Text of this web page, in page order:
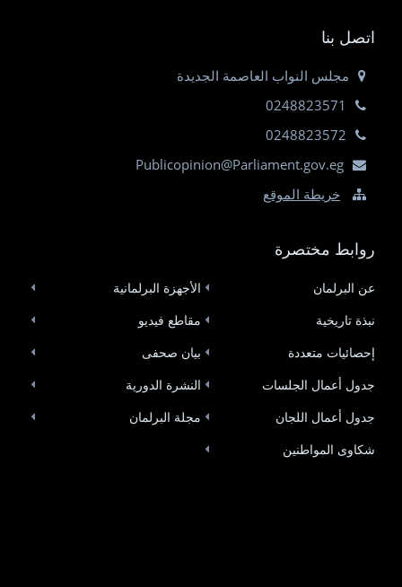
اتصل بنا
مجلس النواب العاصمة الجديدة
0248823571
0248823572
Publicopinion@Parliament.gov.eg
خريطة الموقع
روابط مختصرة
عن البرلمان
نبذة تاريخية
إحصائيات متعددة
جدول أعمال الجلسات
جدول أعمال اللجان
شكاوى المواطنين
الأجهزة البرلمانية
مقاطع فيديو
بيان صحفى
النشرة الدورية
مجلة البرلمان